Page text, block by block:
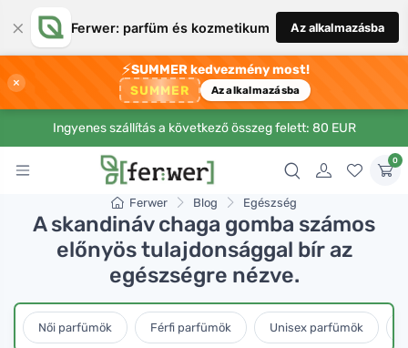
× Ferwer: parfüm és kozmetikum Az alkalmazásba
×
⚡SUMMER kedvezmény most!
SUMMER Az alkalmazásba
Ingyenes szállítás a következő összeg felett: 80 EUR
0
Ferwer Blog Egészség
A skandináv chaga gomba számos
előnyös tulajdonsággal bír az
egészségre nézve.
Női parfümök Férfi parfümök Unisex parfümök